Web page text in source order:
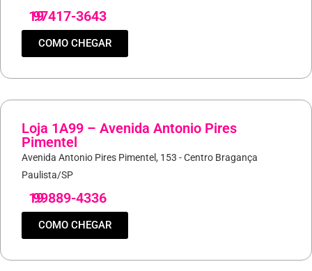
19
97417-3643
COMO CHEGAR
Loja 1A99 – Avenida Antonio Pires
Pimentel
Avenida Antonio Pires Pimentel, 153 - Centro Bragança
Paulista/SP
19
99889-4336
COMO CHEGAR